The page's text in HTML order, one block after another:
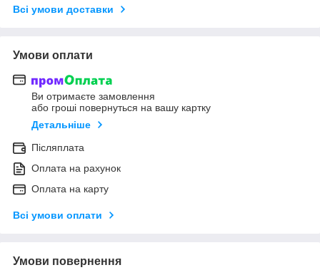
Всі умови доставки
Умови оплати
Ви отримаєте замовлення
або гроші повернуться на вашу картку
Детальніше
Післяплата
Оплата на рахунок
Оплата на карту
Всі умови оплати
Умови повернення